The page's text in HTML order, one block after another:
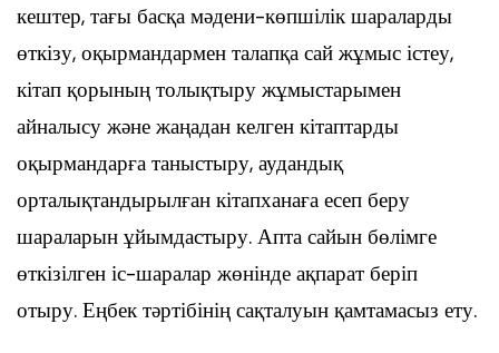
кештер, тағы басқа мәдени-көпшілік шараларды
өткізу, оқырмандармен талапқа сай жұмыс істеу,
кітап қорының толықтыру жұмыстарымен
айналысу және жаңадан келген кітаптарды
оқырмандарға таныстыру, аудандық
орталықтандырылған кітапханаға есеп беру
шараларын ұйымдастыру. Апта сайын бөлімге
өткізілген іс-шаралар жөнінде ақпарат беріп
отыру. Еңбек тәртібінің сақталуын қамтамасыз ету.